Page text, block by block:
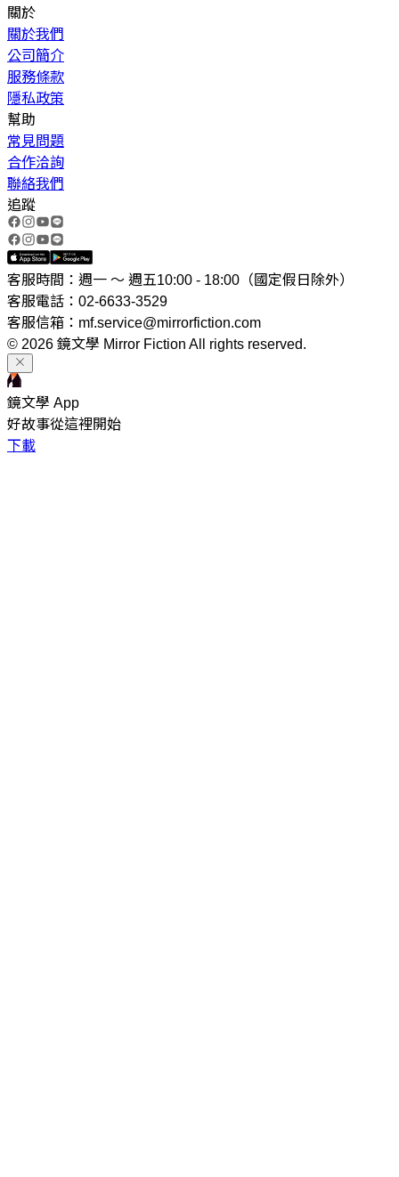
關於
關於我們
公司簡介
服務條款
隱私政策
幫助
常見問題
合作洽詢
聯絡我們
追蹤
客服時間：週一 ～ 週五10:00 - 18:00（國定假日除外）
客服電話：02-6633-3529
客服信箱：mf.service@mirrorfiction.com
© 2026 鏡文學 Mirror Fiction All rights reserved.
鏡文學 App
好故事從這裡開始
下載